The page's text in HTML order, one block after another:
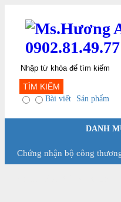
TÌM KIẾM
Bài viết Sản phẩm
DANH
Chứng nhận bộ công